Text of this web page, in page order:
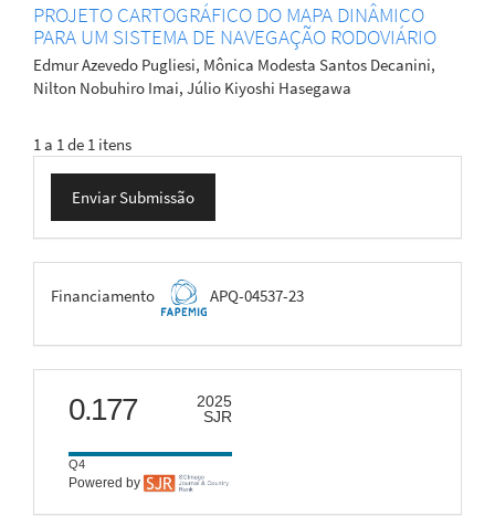
PROJETO CARTOGRÁFICO DO MAPA DINÂMICO
PARA UM SISTEMA DE NAVEGAÇÃO RODOVIÁRIO
Edmur Azevedo Pugliesi, Mônica Modesta Santos Decanini,
Nilton Nobuhiro Imai, Júlio Kiyoshi Hasegawa
1 a 1 de 1 itens
Enviar
Submissão
Enviar Submissão
FAPEMIG
Financiamento APQ-04537-23
scimago
0.177
2025
SJR
Q4
Powered by